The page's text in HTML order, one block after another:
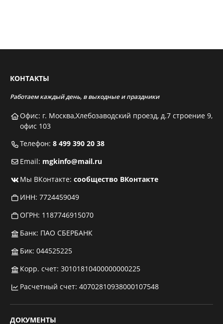
КОНТАКТЫ
Работаем каждый день, в выходные и праздники
Офис: г. Москва,Хлебозаводский проезд, д.7 строение 9,
офис 103
Телефон: 8 499 390 20 38
Email: mgkinfo@mail.ru
Мы ВКонтакте: сообщество ВКонтакте
ИНН: 7724459049
ОГРН: 1187746915070
Банк: ПАО СБЕРБАНК
Бик: 044525225
Корр. счет: 30101810400000000225
Расчетный счет: 40702810938000107548
ДОКУМЕНТЫ